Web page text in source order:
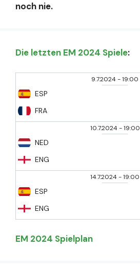
noch nie.
Die letzten EM 2024 Spiele:
9.7.2024-19:00
ESP
FRA
10.7.2024-19:00
NED
ENG
14.7.2024-19:00
ESP
ENG
EM 2024 Spielplan